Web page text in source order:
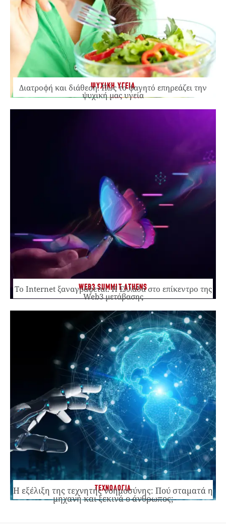
ΨΥΧΙΚΗ ΥΓΕΙΑ
Διατροφή και διάθεση: Πώς το φαγητό επηρεάζει την
ψυχική μας υγεία
WEB3 SUMMIT ATHENS
Το Internet ξαναγράφεται. Η Ελλάδα στο επίκεντρο της
Web3 μετάβασης
ΤΕΧΝΟΛΟΓΙΑ
Η εξέλιξη της τεχνητής νοημοσύνης: Πού σταματά η
μηχανή και ξεκινά ο άνθρωπος;